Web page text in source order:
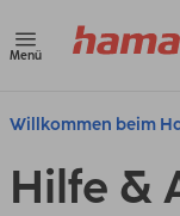
Menü
Willkommen beim
Hilfe &